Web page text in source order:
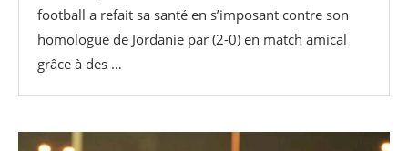
football a refait sa santé en s’imposant contre son
homologue de Jordanie par (2-0) en match amical
grâce à des …